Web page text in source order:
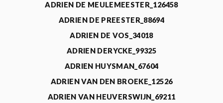
ADRIEN DE MEULEMEESTER_126458
ADRIEN DE PREESTER_88694
ADRIEN DE VOS_34018
ADRIEN DERYCKE_99325
ADRIEN HUYSMAN_67604
ADRIEN VAN DEN BROEKE_12526
ADRIEN VAN HEUVERSWIJN_69211